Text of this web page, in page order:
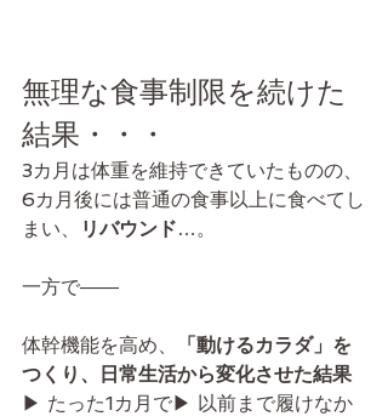
無理な食事制限を続けた
結果・・・
3カ月は体重を維持できていたものの、
6カ月後には普通の食事以上に食べてし
まい、
リバウンド…。
一方で――
体幹機能を高め、
「動けるカラダ」を
つくり、日常生活から変化させた結果
▶ たった1カ月で▶ 以前まで履けなか